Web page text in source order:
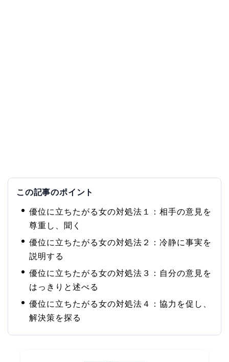
この記事のポイント
優位に立ちたがる女の対処法１：相手の意見を
尊重し、聞く
優位に立ちたがる女の対処法２：冷静に事実を
説明する
優位に立ちたがる女の対処法３：自分の意見を
はっきりと述べる
優位に立ちたがる女の対処法４：協力を促し、
解決策を探る